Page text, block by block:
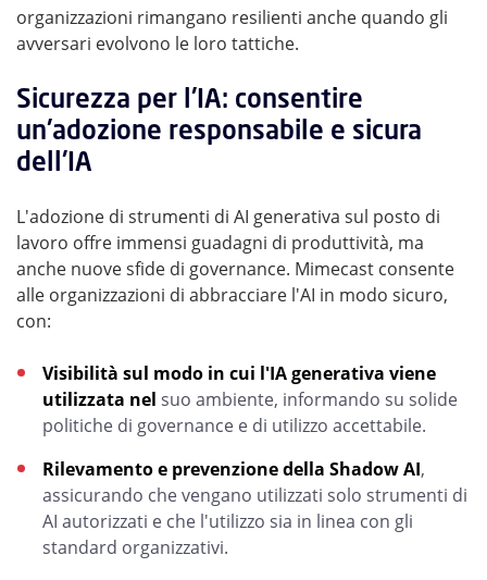
organizzazioni rimangano resilienti anche quando gli
avversari evolvono le loro tattiche.
Sicurezza per l'IA: consentire
un'adozione responsabile e sicura
dell'IA
L'adozione di strumenti di AI generativa sul posto di
lavoro offre immensi guadagni di produttività, ma
anche nuove sfide di governance. Mimecast consente
alle organizzazioni di abbracciare l'AI in modo sicuro,
con:
Visibilità sul modo in cui l'IA generativa viene
utilizzata nel suo ambiente, informando su solide
politiche di governance e di utilizzo accettabile.
Rilevamento e prevenzione della Shadow AI,
assicurando che vengano utilizzati solo strumenti di
AI autorizzati e che l'utilizzo sia in linea con gli
standard organizzativi.